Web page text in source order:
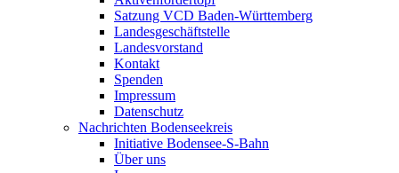
Satzung VCD Baden-Württemberg
Landesgeschäftstelle
Landesvorstand
Kontakt
Spenden
Impressum
Datenschutz
Nachrichten Bodenseekreis
Initiative Bodensee-S-Bahn
Über uns